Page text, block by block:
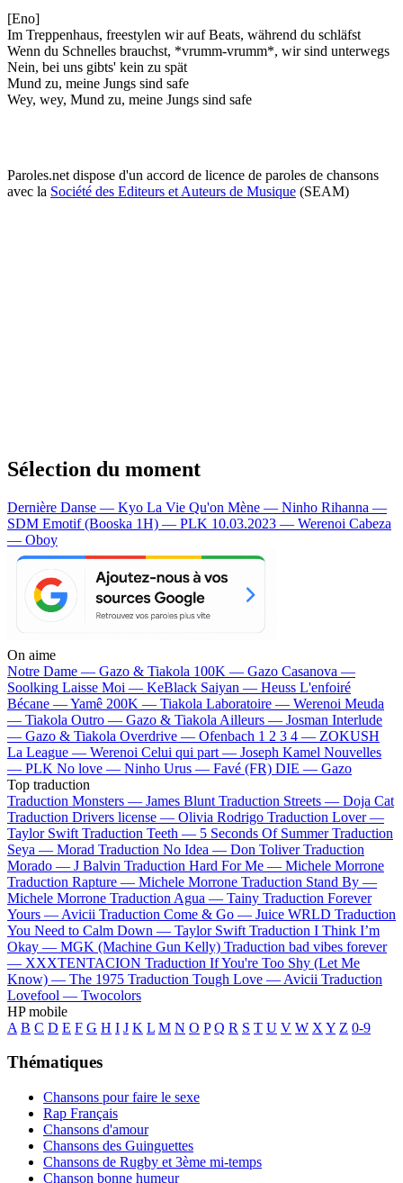
[Eno]
Im Treppenhaus, freestylen wir auf Beats, während du schläfst
Wenn du Schnelles brauchst, *vrumm-vrumm*, wir sind unterwegs
Nein, bei uns gibts' kein zu spät
Mund zu, meine Jungs sind safe
Wey, wey, Mund zu, meine Jungs sind safe
Paroles.net dispose d'un accord de licence de paroles de chansons
avec la Société des Editeurs et Auteurs de Musique (SEAM)
Sélection du moment
Dernière Danse — Kyo La Vie Qu'on Mène — Ninho Rihanna —
SDM Emotif (Booska 1H) — PLK 10.03.2023 — Werenoi Cabeza
— Oboy
On aime
Notre Dame — Gazo & Tiakola 100K — Gazo Casanova —
Soolking Laisse Moi — KeBlack Saiyan — Heuss L'enfoiré
Bécane —Yamê 200K — Tiakola Laboratoire — Werenoi Meuda
— Tiakola Outro — Gazo & Tiakola Ailleurs — Josman Interlude
— Gazo & Tiakola Overdrive — Ofenbach 1 2 3 4 — ZOKUSH
La League — Werenoi Celui qui part — Joseph Kamel Nouvelles
— PLK No love — Ninho Urus — Favé (FR) DIE — Gazo
Top traduction
Traduction Monsters — James Blunt Traduction Streets — Doja Cat
Traduction Drivers license — Olivia Rodrigo Traduction Lover —
Taylor Swift Traduction Teeth — 5 Seconds Of Summer Traduction
Seya — Morad Traduction No Idea — Don Toliver Traduction
Morado — J Balvin Traduction Hard For Me — Michele Morrone
Traduction Rapture — Michele Morrone Traduction Stand By —
Michele Morrone Traduction Agua — Tainy Traduction Forever
Yours — Avicii Traduction Come & Go — Juice WRLD Traduction
You Need to Calm Down — Taylor Swift Traduction I Think I’m
Okay — MGK (Machine Gun Kelly) Traduction bad vibes forever
— XXXTENTACION Traduction If You're Too Shy (Let Me
Know) — The 1975 Traduction Tough Love — Avicii Traduction
Lovefool — Twocolors
HP mobile
A B C D E F G H I J K L M N O P Q R S T U V W X Y Z 0-9
Thématiques
Chansons pour faire le sexe
Rap Français
Chansons d'amour
Chansons des Guinguettes
Chansons de Rugby et 3ème mi-temps
Chanson bonne humeur